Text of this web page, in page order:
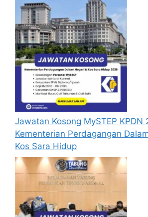
setiap jawatan kosong
hendak dipohon, Sila
yang kami telah sediakan
Cara Mohon Jawatan
Proton 2025
Permohonan jawatan
diatas hendaklah melalui
rasmi jobstreet di
https://
Mohon Jawatan
disediakan dibawah.
pertama, anda perlu
baru terlebih dahulu.
Calon dikehendaki
yang lengkap (kelayakan
Jawatan Kosong MySTEP KPDN
Kementerian Perdagangan
Kos Sara Hidup